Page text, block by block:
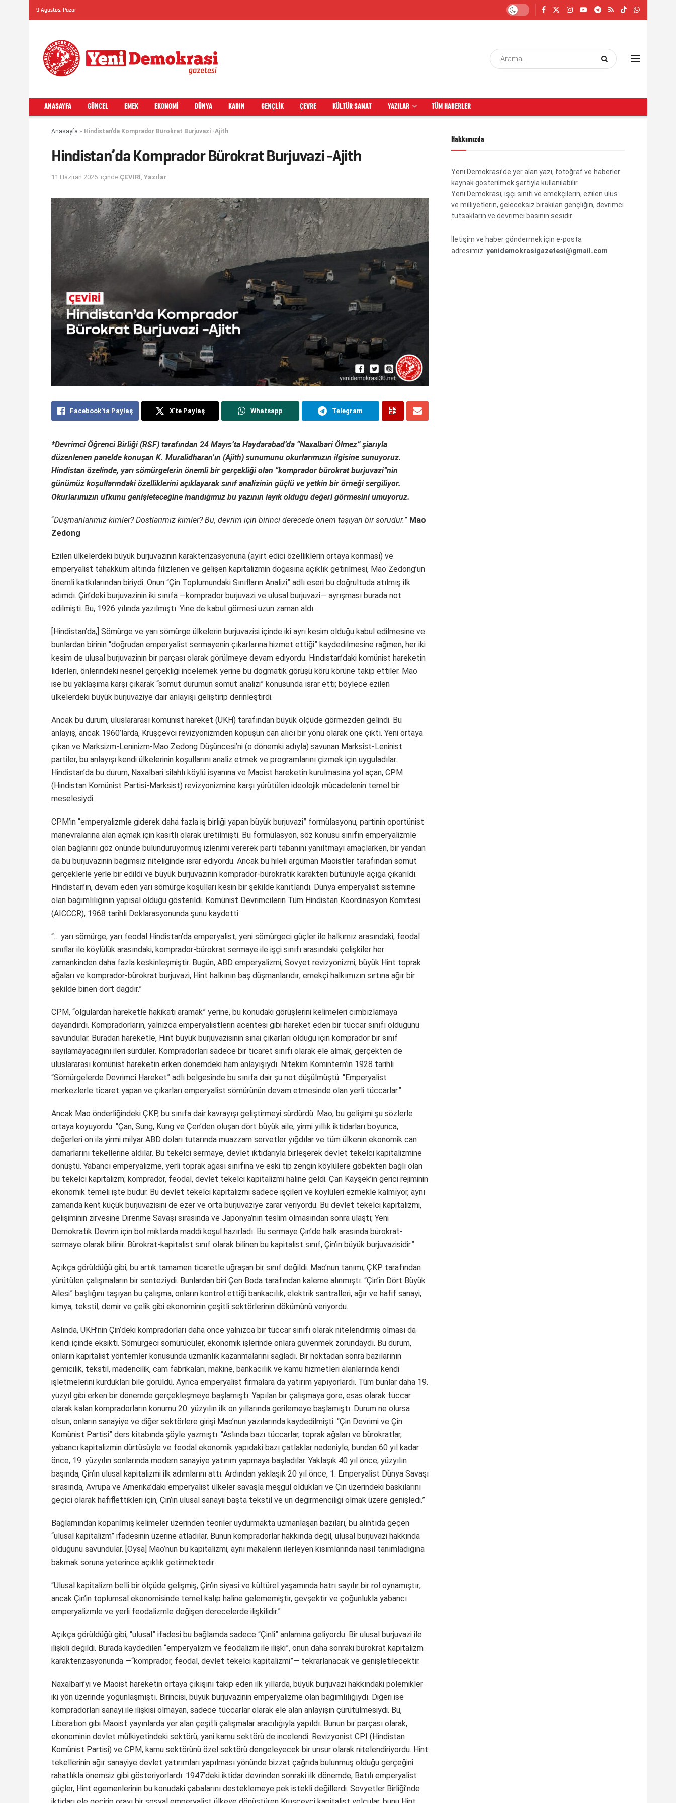
9 Ağustos, Pazar
ANASAYFA GÜNCEL EMEK EKONOMI DÜNYA KADIN GENÇLIK ÇEVRE KÜLTÜR SANAT YAZILAR TÜM HABERLER
Anasayfa » Hindistan’da Komprador Bürokrat Burjuvazi -Ajith
Hindistan’da Komprador Bürokrat Burjuvazi -Ajith
11 Haziran 2026 içinde ÇEVİRİ Yazılar
Facebook'ta Paylaş X'te Paylaş Whatsapp Telegram
*Devrimci Öğrenci Birliği (RSF) tarafından 24 Mayıs’ta Haydarabad’da “Naxalbari Ölmez” şiarıyla
düzenlenen panelde konuşan K. Muralidharan’ın (Ajith) sunumunu okurlarımızın ilgisine sunuyoruz.
Hindistan özelinde, yarı sömürgelerin önemli bir gerçekliği olan “komprador bürokrat burjuvazi”nin
günümüz koşullarındaki özelliklerini açıklayarak sınıf analizinin güçlü ve yetkin bir örneği sergiliyor.
Okurlarımızın ufkunu genişleteceğine inandığımız bu yazının layık olduğu değeri görmesini umuyoruz.
“Düşmanlarımız kimler? Dostlarımız kimler? Bu, devrim için birinci derecede önem taşıyan bir sorudur.” Mao
Zedong
Ezilen ülkelerdeki büyük burjuvazinin karakterizasyonuna (ayırt edici özelliklerin ortaya konması) ve
emperyalist tahakküm altında filizlenen ve gelişen kapitalizmin doğasına açıklık getirilmesi, Mao Zedong’un
önemli katkılarından biriydi. Onun “Çin Toplumundaki Sınıfların Analizi” adlı eseri bu doğrultuda atılmış ilk
adımdı. Çin’deki burjuvazinin iki sınıfa —komprador burjuvazi ve ulusal burjuvazi— ayrışması burada not
edilmişti. Bu, 1926 yılında yazılmıştı. Yine de kabul görmesi uzun zaman aldı.
[Hindistan’da,] Sömürge ve yarı sömürge ülkelerin burjuvazisi içinde iki ayrı kesim olduğu kabul edilmesine ve
bunlardan birinin “doğrudan emperyalist sermayenin çıkarlarına hizmet ettiği” kaydedilmesine rağmen, her iki
kesim de ulusal burjuvazinin bir parçası olarak görülmeye devam ediyordu. Hindistan’daki komünist hareketin
liderleri, önlerindeki nesnel gerçekliği incelemek yerine bu dogmatik görüşü körü körüne takip ettiler. Mao
ise bu yaklaşıma karşı çıkarak “somut durumun somut analizi” konusunda ısrar etti; böylece ezilen
ülkelerdeki büyük burjuvaziye dair anlayışı geliştirip derinleştirdi.
Ancak bu durum, uluslararası komünist hareket (UKH) tarafından büyük ölçüde görmezden gelindi. Bu
anlayış, ancak 1960’larda, Kruşçevci revizyonizmden kopuşun can alıcı bir yönü olarak öne çıktı. Yeni ortaya
çıkan ve Marksizm-Leninizm-Mao Zedong Düşüncesi’ni (o dönemki adıyla) savunan Marksist-Leninist
partiler, bu anlayışı kendi ülkelerinin koşullarını analiz etmek ve programlarını çizmek için uyguladılar.
Hindistan’da bu durum, Naxalbari silahlı köylü isyanına ve Maoist hareketin kurulmasına yol açan, CPM
(Hindistan Komünist Partisi-Marksist) revizyonizmine karşı yürütülen ideolojik mücadelenin temel bir
meselesiydi.
CPM’in “emperyalizmle giderek daha fazla iş birliği yapan büyük burjuvazi” formülasyonu, partinin oportünist
manevralarına alan açmak için kasıtlı olarak üretilmişti. Bu formülasyon, söz konusu sınıfın emperyalizmle
olan bağlarını göz önünde bulunduruyormuş izlenimi vererek parti tabanını yanıltmayı amaçlarken, bir yandan
da bu burjuvazinin bağımsız niteliğinde ısrar ediyordu. Ancak bu hileli argüman Maoistler tarafından somut
gerçeklerle yerle bir edildi ve büyük burjuvazinin komprador-bürokratik karakteri bütünüyle açığa çıkarıldı.
Hindistan’ın, devam eden yarı sömürge koşulları kesin bir şekilde kanıtlandı. Dünya emperyalist sistemine
olan bağımlılığının yapısal olduğu gösterildi. Komünist Devrimcilerin Tüm Hindistan Koordinasyon Komitesi
(AICCCR), 1968 tarihli Deklarasyonunda şunu kaydetti:
“… yarı sömürge, yarı feodal Hindistan’da emperyalist, yeni sömürgeci güçler ile halkımız arasındaki, feodal
sınıflar ile köylülük arasındaki, komprador-bürokrat sermaye ile işçi sınıfı arasındaki çelişkiler her
zamankinden daha fazla keskinleşmiştir. Bugün, ABD emperyalizmi, Sovyet revizyonizmi, büyük Hint toprak
ağaları ve komprador-bürokrat burjuvazi, Hint halkının baş düşmanlarıdır; emekçi halkımızın sırtına ağır bir
şekilde binen dört dağdır.”
CPM, “olgulardan hareketle hakikati aramak” yerine, bu konudaki görüşlerini kelimeleri cımbızlamaya
dayandırdı. Kompradorların, yalnızca emperyalistlerin acentesi gibi hareket eden bir tüccar sınıfı olduğunu
savundular. Buradan hareketle, Hint büyük burjuvazisinin sınai çıkarları olduğu için komprador bir sınıf
sayılamayacağını ileri sürdüler. Kompradorları sadece bir ticaret sınıfı olarak ele almak, gerçekten de
uluslararası komünist hareketin erken dönemdeki ham anlayışıydı. Nitekim Komintern’in 1928 tarihli
“Sömürgelerde Devrimci Hareket” adlı belgesinde bu sınıfa dair şu not düşülmüştü: “Emperyalist
merkezlerle ticaret yapan ve çıkarları emperyalist sömürünün devam etmesinde olan yerli tüccarlar.”
Ancak Mao önderliğindeki ÇKP, bu sınıfa dair kavrayışı geliştirmeyi sürdürdü. Mao, bu gelişimi şu sözlerle
ortaya koyuyordu: “Çan, Sung, Kung ve Çen’den oluşan dört büyük aile, yirmi yıllık iktidarları boyunca,
değerleri on ila yirmi milyar ABD doları tutarında muazzam servetler yığdılar ve tüm ülkenin ekonomik can
damarlarını tekellerine aldılar. Bu tekelci sermaye, devlet iktidarıyla birleşerek devlet tekelci kapitalizmine
dönüştü. Yabancı emperyalizme, yerli toprak ağası sınıfına ve eski tip zengin köylülere göbekten bağlı olan
bu tekelci kapitalizm; komprador, feodal, devlet tekelci kapitalizmi haline geldi. Çan Kayşek’in gerici rejiminin
ekonomik temeli işte budur. Bu devlet tekelci kapitalizmi sadece işçileri ve köylüleri ezmekle kalmıyor, aynı
zamanda kent küçük burjuvazisini de ezer ve orta burjuvaziye zarar veriyordu. Bu devlet tekelci kapitalizmi,
gelişiminin zirvesine Direnme Savaşı sırasında ve Japonya’nın teslim olmasından sonra ulaştı; Yeni
Demokratik Devrim için bol miktarda maddi koşul hazırladı. Bu sermaye Çin’de halk arasında bürokrat-
sermaye olarak bilinir. Bürokrat-kapitalist sınıf olarak bilinen bu kapitalist sınıf, Çin’in büyük burjuvazisidir.”
Açıkça görüldüğü gibi, bu artık tamamen ticaretle uğraşan bir sınıf değildi. Mao’nun tanımı, ÇKP tarafından
yürütülen çalışmaların bir senteziydi. Bunlardan biri Çen Boda tarafından kaleme alınmıştı. “Çin’in Dört Büyük
Ailesi” başlığını taşıyan bu çalışma, onların kontrol ettiği bankacılık, elektrik santralleri, ağır ve hafif sanayi,
kimya, tekstil, demir ve çelik gibi ekonominin çeşitli sektörlerinin dökümünü veriyordu.
Aslında, UKH’nin Çin’deki kompradorları daha önce yalnızca bir tüccar sınıfı olarak nitelendirmiş olması da
kendi içinde eksikti. Sömürgeci sömürücüler, ekonomik işlerinde onlara güvenmek zorundaydı. Bu durum,
onların kapitalist yöntemler konusunda uzmanlık kazanmalarını sağladı. Bir noktadan sonra bazılarının
gemicilik, tekstil, madencilik, cam fabrikaları, makine, bankacılık ve kamu hizmetleri alanlarında kendi
işletmelerini kurdukları bile görüldü. Ayrıca emperyalist firmalara da yatırım yapıyorlardı. Tüm bunlar daha 19.
yüzyıl gibi erken bir dönemde gerçekleşmeye başlamıştı. Yapılan bir çalışmaya göre, esas olarak tüccar
olarak kalan kompradorların konumu 20. yüzyılın ilk on yıllarında gerilemeye başlamıştı. Durum ne olursa
olsun, onların sanayiye ve diğer sektörlere girişi Mao’nun yazılarında kaydedilmişti. “Çin Devrimi ve Çin
Komünist Partisi” ders kitabında şöyle yazmıştı: “Aslında bazı tüccarlar, toprak ağaları ve bürokratlar,
yabancı kapitalizmin dürtüsüyle ve feodal ekonomik yapıdaki bazı çatlaklar nedeniyle, bundan 60 yıl kadar
önce, 19. yüzyılın sonlarında modern sanayiye yatırım yapmaya başladılar. Yaklaşık 40 yıl önce, yüzyılın
başında, Çin’in ulusal kapitalizmi ilk adımlarını attı. Ardından yaklaşık 20 yıl önce, 1. Emperyalist Dünya Savaşı
sırasında, Avrupa ve Amerika’daki emperyalist ülkeler savaşla meşgul oldukları ve Çin üzerindeki baskılarını
geçici olarak hafiflettikleri için, Çin’in ulusal sanayii başta tekstil ve un değirmenciliği olmak üzere genişledi.”
Bağlamından koparılmış kelimeler üzerinden teoriler uydurmakta uzmanlaşan bazıları, bu alıntıda geçen
“ulusal kapitalizm” ifadesinin üzerine atladılar. Bunun kompradorlar hakkında değil, ulusal burjuvazi hakkında
olduğunu savundular. [Oysa] Mao’nun bu kapitalizmi, aynı makalenin ilerleyen kısımlarında nasıl tanımladığına
bakmak soruna yeterince açıklık getirmektedir:
“Ulusal kapitalizm belli bir ölçüde gelişmiş, Çin’in siyasî ve kültürel yaşamında hatrı sayılır bir rol oynamıştır;
ancak Çin’in toplumsal ekonomisinde temel kalıp haline gelememiştir, gevşektir ve çoğunlukla yabancı
emperyalizmle ve yerli feodalizmle değişen derecelerde ilişkilidir.”
Açıkça görüldüğü gibi, “ulusal” ifadesi bu bağlamda sadece “Çinli” anlamına geliyordu. Bir ulusal burjuvazi ile
ilişkili değildi. Burada kaydedilen “emperyalizm ve feodalizm ile ilişki”, onun daha sonraki bürokrat kapitalizm
karakterizasyonunda —“komprador, feodal, devlet tekelci kapitalizmi”— tekrarlanacak ve genişletilecektir.
Naxalbari’yi ve Maoist hareketin ortaya çıkışını takip eden ilk yıllarda, büyük burjuvazi hakkındaki polemikler
iki yön üzerinde yoğunlaşmıştı. Birincisi, büyük burjuvazinin emperyalizme olan bağımlılığıydı. Diğeri ise
kompradorları sanayi ile ilişkisi olmayan, sadece tüccarlar olarak ele alan anlayışın çürütülmesiydi. Bu,
Liberation gibi Maoist yayınlarda yer alan çeşitli çalışmalar aracılığıyla yapıldı. Bunun bir parçası olarak,
ekonominin devlet mülkiyetindeki sektörü, yani kamu sektörü de incelendi. Revizyonist CPI (Hindistan
Komünist Partisi) ve CPM, kamu sektörünü özel sektörü dengeleyecek bir unsur olarak nitelendiriyordu. Hint
tekellerinin ağır sanayiye devlet yatırımları yapılması yönünde bizzat çağrıda bulunmuş olduğu gerçeğini
rahatlıkla önemsiz gibi gösteriyorlardı. 1947’deki iktidar devrinden sonraki ilk dönemde, Batılı emperyalist
güçler, Hint egemenlerinin bu konudaki çabalarını desteklemeye pek istekli değillerdi. Sovyetler Birliği’nde
Hakkımızda
Yeni Demokrasi’de yer alan yazı, fotoğraf ve haberler
kaynak gösterilmek şartıyla kullanılabilir.
Yeni Demokrasi; işçi sınıfı ve emekçilerin, ezilen ulus
ve milliyetlerin, geleceksiz bırakılan gençliğin, devrimci
tutsakların ve devrimci basının sesidir.
İletişim ve haber göndermek için e-posta
adresimiz: yenidemokrasigazetesi@gmail.com